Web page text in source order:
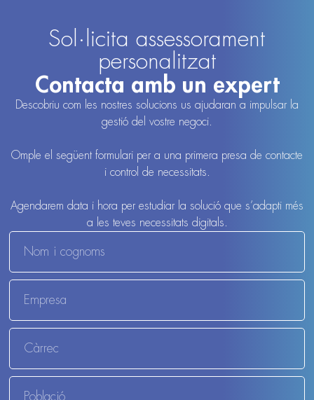
Sol·licita assessorament
personalitzat
Contacta amb un expert
Descobriu com les nostres solucions us ajudaran a impulsar la
gestió del vostre negoci.
Omple el següent formulari per a una primera presa de contacte
i control de necessitats.
Agendarem data i hora per estudiar la solució que s’adapti més
a les teves necessitats digitals.